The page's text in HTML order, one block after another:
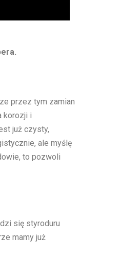
przez tym zamian
korozji i
już czysty,
ale myślę
to pozwoli
się styroduru
mamy już